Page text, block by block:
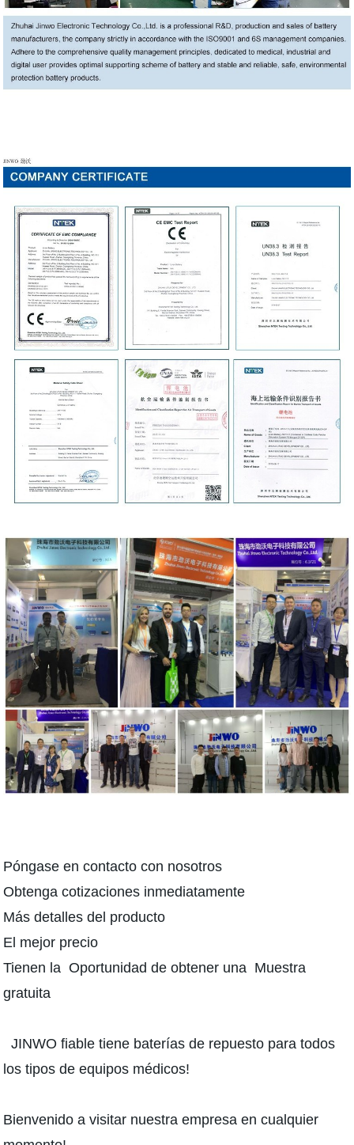
Póngase en contacto con nosotros
Obtenga cotizaciones inmediatamente
Más detalles del producto
El mejor precio
Tienen la Oportunidad de obtener una Muestra
gratuita
JINWO fiable tiene baterías de repuesto para todos
los tipos de equipos médicos!
Bienvenido a visitar nuestra empresa en cualquier